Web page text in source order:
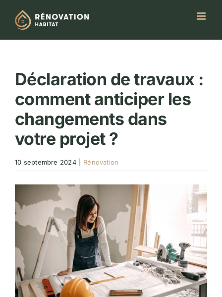
contenu
Déclaration de travaux :
comment anticiper les
changements dans
votre projet ?
10 septembre 2024 Rénovation